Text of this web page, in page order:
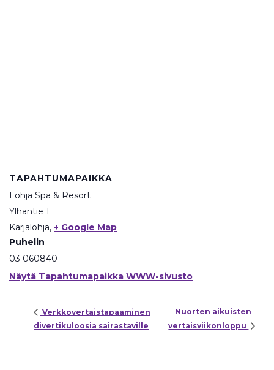
TAPAHTUMAPAIKKA
Lohja Spa & Resort
Ylhäntie 1
Karjalohja, + Google Map
Puhelin
03 060840
Näytä Tapahtumapaikka WWW-sivusto
Verkkovertaistapaaminen
divertikuloosia sairastaville
Nuorten aikuisten
vertaisviikonloppu